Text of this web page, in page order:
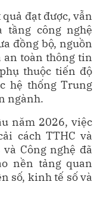
đạt được, vẫn
công nghệ
đồng bộ, nguồn
an toàn thông tin
thuộc tiến độ
hệ thống Trung
ngành.
năm 2026, việc
cách TTHC và
Công nghệ đã
nền tảng quan
số, kinh tế số và